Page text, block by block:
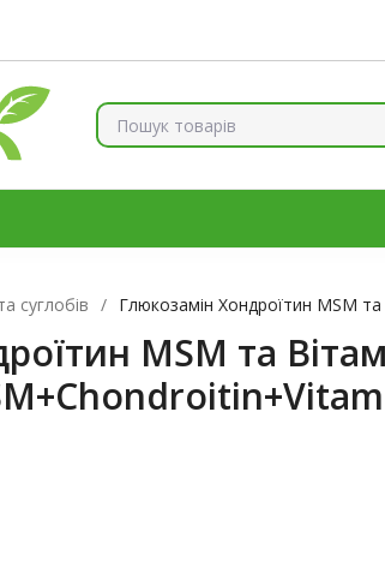
ЦИНК
суглобів / Глюкозамін Хондроїтин MSM
MSM та